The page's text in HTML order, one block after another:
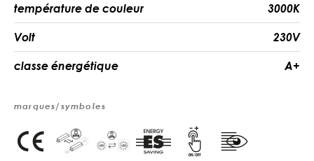
température de couleur 3000K
Volt 230V
classe énergétique A+
marques/symboles